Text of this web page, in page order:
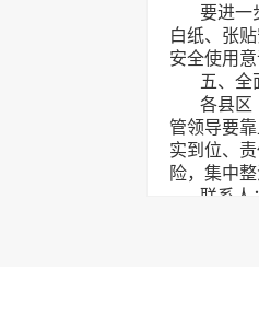
要进一
白纸、张
安全使用
五、全
各县区
管领导要
实到位、
险，集中
联系人